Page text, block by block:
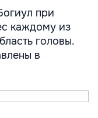
при
каждому из
головы.
в